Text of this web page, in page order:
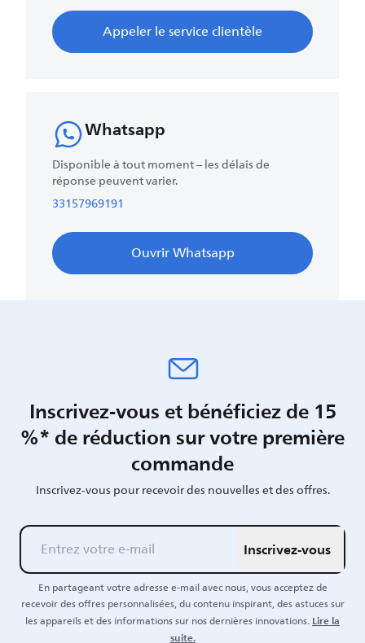
Appeler le service clientèle
Whatsapp
Disponible à tout moment – les délais de
réponse peuvent varier.
33157969191
Ouvrir Whatsapp
Inscrivez-vous et bénéficiez de 15
%* de réduction sur votre première
commande
Inscrivez-vous pour recevoir des nouvelles et des offres.
Inscrivez-vous
En partageant votre adresse e-mail avec nous, vous acceptez de
recevoir des offres personnalisées, du contenu inspirant, des astuces sur
les appareils et des informations sur nos dernières innovations.Lire la
suite.